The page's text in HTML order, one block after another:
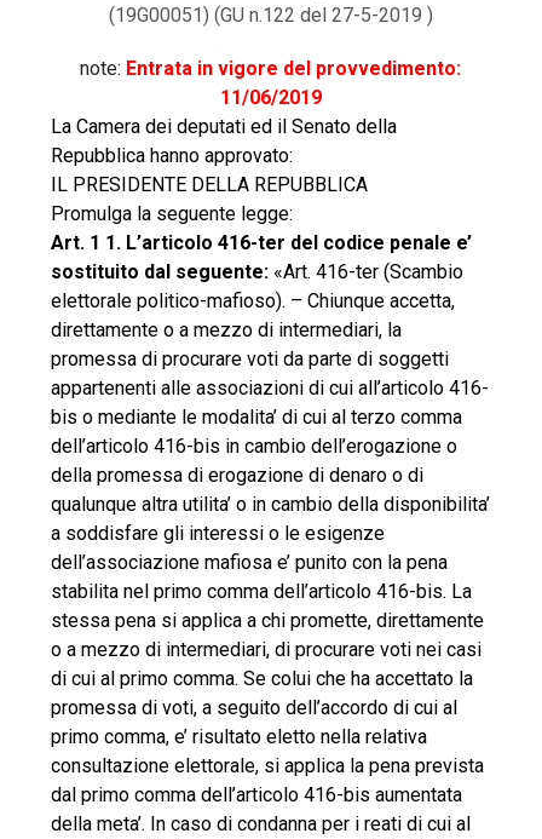
(19G00051) (GU n.122 del 27-5-2019 )
note: Entrata in vigore del provvedimento:
11/06/2019
La Camera dei deputati ed il Senato della
Repubblica hanno approvato:
IL PRESIDENTE DELLA REPUBBLICA
Promulga la seguente legge:
Art. 1 1. L’articolo 416-ter del codice penale e’
sostituito dal seguente: «Art. 416-ter (Scambio
elettorale politico-mafioso). – Chiunque accetta,
direttamente o a mezzo di intermediari, la
promessa di procurare voti da parte di soggetti
appartenenti alle associazioni di cui all’articolo 416-
bis o mediante le modalita’ di cui al terzo comma
dell’articolo 416-bis in cambio dell’erogazione o
della promessa di erogazione di denaro o di
qualunque altra utilita’ o in cambio della disponibilita’
a soddisfare gli interessi o le esigenze
dell’associazione mafiosa e’ punito con la pena
stabilita nel primo comma dell’articolo 416-bis. La
stessa pena si applica a chi promette, direttamente
o a mezzo di intermediari, di procurare voti nei casi
di cui al primo comma. Se colui che ha accettato la
promessa di voti, a seguito dell’accordo di cui al
primo comma, e’ risultato eletto nella relativa
consultazione elettorale, si applica la pena prevista
dal primo comma dell’articolo 416-bis aumentata
della meta’. In caso di condanna per i reati di cui al